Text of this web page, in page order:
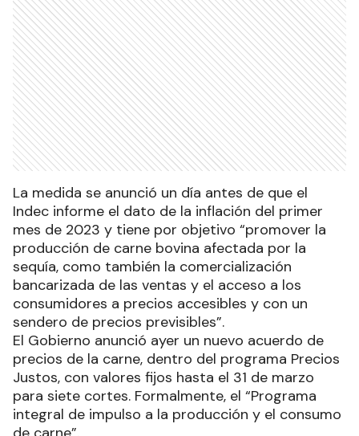
La medida se anunció un día antes de que el
Indec informe el dato de la inflación del primer
mes de 2023 y tiene por objetivo “promover la
producción de carne bovina afectada por la
sequía, como también la comercialización
bancarizada de las ventas y el acceso a los
consumidores a precios accesibles y con un
sendero de precios previsibles”.
El Gobierno anunció ayer un nuevo acuerdo de
precios de la carne, dentro del programa Precios
Justos, con valores fijos hasta el 31 de marzo
para siete cortes. Formalmente, el “Programa
integral de impulso a la producción y el consumo